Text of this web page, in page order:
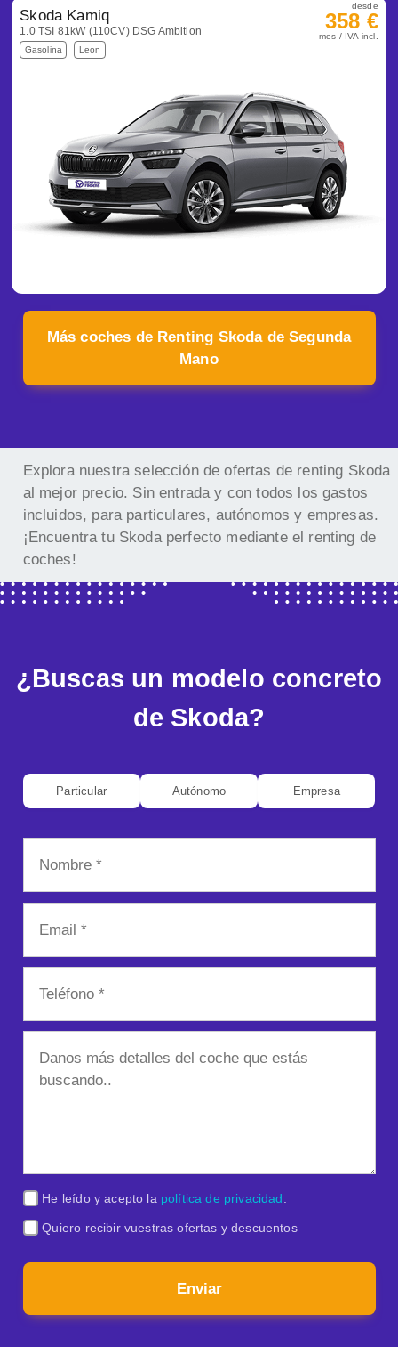
Skoda Kamiq
1.0 TSI 81kW (110CV) DSG Ambition
Gasolina Leon
desde
358 €
mes / IVA incl.
Más coches de Renting Skoda de Segunda
Mano
Explora nuestra selección de ofertas de renting Skoda
al mejor precio. Sin entrada y con todos los gastos
incluidos, para particulares, autónomos y empresas.
¡Encuentra tu Skoda perfecto mediante el renting de
coches!
¿Buscas un modelo concreto
de Skoda?
Particular Autónomo Empresa
He leído y acepto la política de privacidad
Quiero recibir vuestras ofertas y descuentos
Enviar